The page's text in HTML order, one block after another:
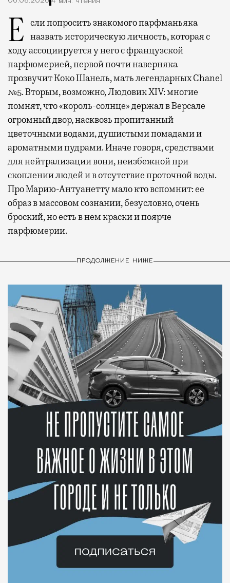
Если попросить знакомого парфманьяка назвать историческую личность, которая с
ходу ассоциируется у него с французской
парфюмерией, первой почти наверняка
прозвучит Коко Шанель, мать легендарных Chanel
№5. Вторым, возможно, Людовик XIV: многие
помнят, что «король-солнце» держал в Версале
огромный двор, насквозь пропитанный
цветочными водами, душистыми помадами и
ароматными пудрами. Иначе говоря, средствами
для нейтрализации вони, неизбежной при
скоплении людей и в отсутствие проточной воды.
Про Марию-Антуанетту мало кто вспомнит: ее
образ в массовом сознании, безусловно, очень
броский, но есть в нем краски и поярче
парфюмерии.
ПРОДОЛЖЕНИЕ НИЖЕ